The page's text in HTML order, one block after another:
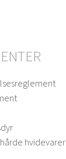
hvidevarer